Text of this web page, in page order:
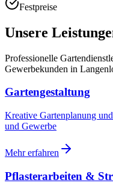
Festpreise
Unsere
Professionelle
Gewerbekunden in
Gartengestaltung
Kreative Gartenplanung
und Gewerbe
Mehr erfahren
Pflasterarbeiten &